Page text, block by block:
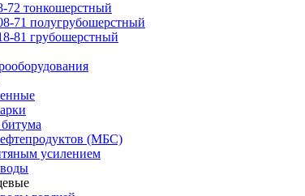
72 тонкошерстный
71 полугрубошерстный
81 грубошерстный
(МБС)
усилением